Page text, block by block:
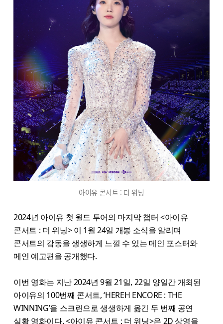
아이유 콘서트 : 더 위닝
2024년 아이유 첫 월드 투어의 마지막 챕터 <아이유
콘서트 : 더 위닝> 이 1월 24일 개봉 소식을 알리며
콘서트의 감동을 생생하게 느낄 수 있는 메인 포스터와
메인 예고편을 공개했다.
이번 영화는 지난 2024년 9월 21일, 22일 양일간 개최된
아이유의 100번째 콘서트, ‘HEREH ENCORE : THE
WINNING’을 스크린으로 생생하게 옮긴 두 번째 공연
실황 영화이다. <아이유 콘서트 : 더 위닝>은 2D 상영을